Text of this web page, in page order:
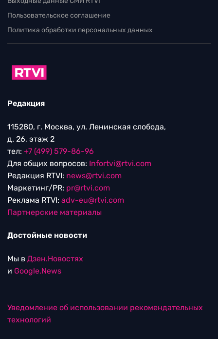
Пользовательское соглашение
Политика обработки персональных данных
Редакция
115280, г. Москва, ул. Ленинская слобода,
д. 26, этаж 2
тел: +7 (499) 579-86-96
Для общих вопросов: Infortvi@rtvi.com
Редакция RTVI: news@rtvi.com
Маркетинг/PR: pr@rtvi.com
Реклама RTVI: adv-eu@rtvi.com
Партнерские материалы
Достойные новости
Мы в Дзен.Новостях
и Google.News
Уведомление об использовании рекомендательных
технологий